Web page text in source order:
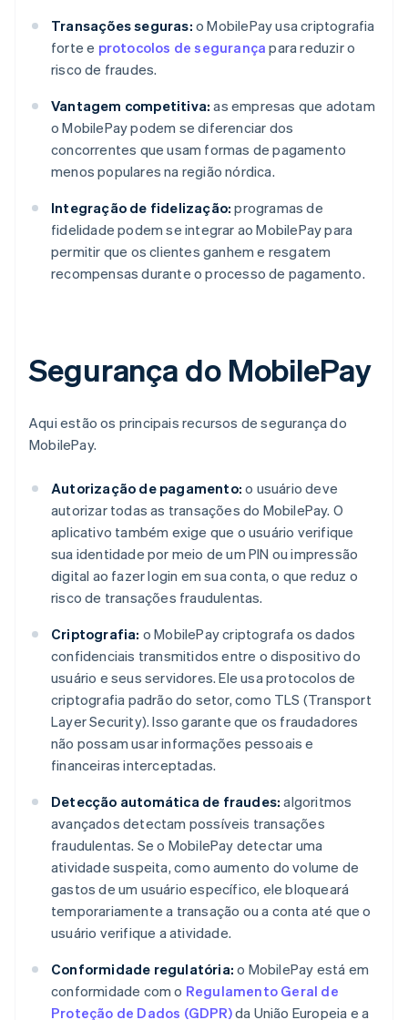
Transações seguras: o MobilePay usa criptografia
forte e protocolos de segurança para reduzir o
risco de fraudes.
Vantagem competitiva: as empresas que adotam
o MobilePay podem se diferenciar dos
concorrentes que usam formas de pagamento
menos populares na região nórdica.
Integração de fidelização: programas de
fidelidade podem se integrar ao MobilePay para
permitir que os clientes ganhem e resgatem
recompensas durante o processo de pagamento.
Segurança do MobilePay
Aqui estão os principais recursos de segurança do
MobilePay.
Autorização de pagamento: o usuário deve
autorizar todas as transações do MobilePay. O
aplicativo também exige que o usuário verifique
sua identidade por meio de um PIN ou impressão
digital ao fazer login em sua conta, o que reduz o
risco de transações fraudulentas.
Criptografia: o MobilePay criptografa os dados
confidenciais transmitidos entre o dispositivo do
usuário e seus servidores. Ele usa protocolos de
criptografia padrão do setor, como TLS (Transport
Layer Security). Isso garante que os fraudadores
não possam usar informações pessoais e
financeiras interceptadas.
Detecção automática de fraudes: algoritmos
avançados detectam possíveis transações
fraudulentas. Se o MobilePay detectar uma
atividade suspeita, como aumento do volume de
gastos de um usuário específico, ele bloqueará
temporariamente a transação ou a conta até que o
usuário verifique a atividade.
Conformidade regulatória: o MobilePay está em
conformidade com o Regulamento Geral de
Proteção de Dados (GDPR)da União Europeia e a